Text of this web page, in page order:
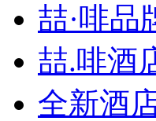
喆·啡品
喆.啡酒
全新酒